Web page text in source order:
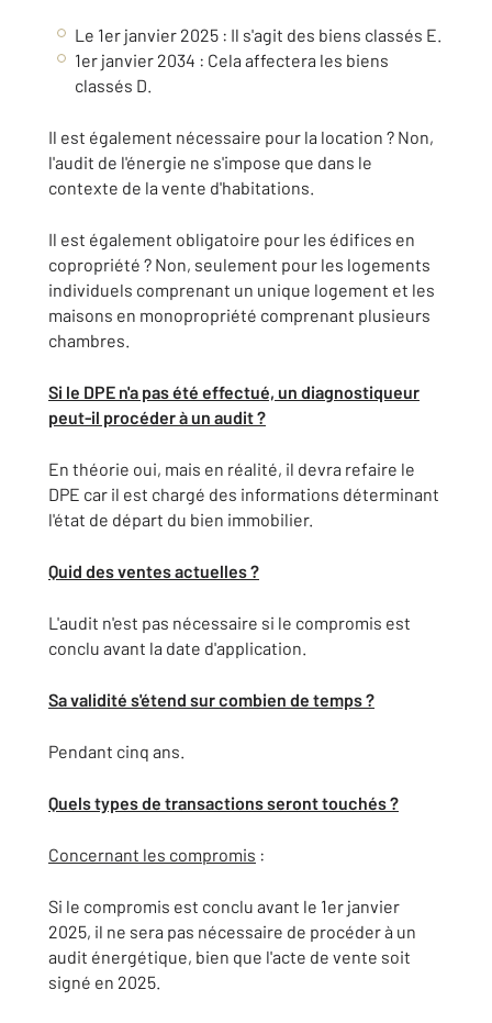
Le 1er janvier 2025 : Il s'agit des biens classés E.
1er janvier 2034 : Cela affectera les biens
classés D.
Il est également nécessaire pour la location ? Non,
l'audit de l'énergie ne s'impose que dans le
contexte de la vente d'habitations.
Il est également obligatoire pour les édifices en
copropriété ? Non, seulement pour les logements
individuels comprenant un unique logement et les
maisons en monopropriété comprenant plusieurs
chambres.
Si le DPE n'a pas été effectué, un diagnostiqueur
peut-il procéder à un audit ?
En théorie oui, mais en réalité, il devra refaire le
DPE car il est chargé des informations déterminant
l'état de départ du bien immobilier.
Quid des ventes actuelles ?
L'audit n'est pas nécessaire si le compromis est
conclu avant la date d'application.
Sa validité s'étend sur combien de temps ?
Pendant cinq ans.
Quels types de transactions seront touchés ?
Concernant les compromis :
Si le compromis est conclu avant le 1er janvier
2025, il ne sera pas nécessaire de procéderà un
audit énergétique, bien que l'acte de vente soit
signé en 2025.